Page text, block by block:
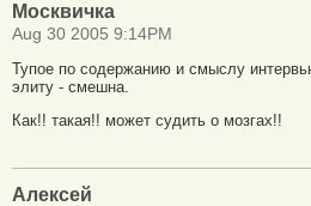
Москвичка
Aug 30 2005 9:14PM
Тупое по содержанию и смыслу
элиту - смешна.
Как!! такая!! может судить о мозгах!!
Алексей